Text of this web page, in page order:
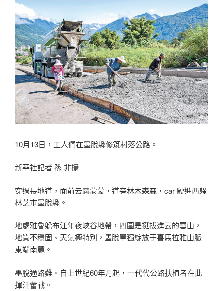
10月13日，工人們在墨脫縣修筑村落公路。
新華社記者 孫 非攝
穿過長地道，面前云霧蒙蒙，道旁林木森森，car 駛進西躲
林芝市墨脫縣。
地處雅魯躲布江年夜峽谷地帶，四圍是挺拔進云的雪山，
地質不穩固、天氣極特別，墨脫單獨綻放于喜馬拉雅山脈
東端南麓。
墨脫通路難。自上世紀60年月起，一代代公路扶植者在此
揮汗奮戰。